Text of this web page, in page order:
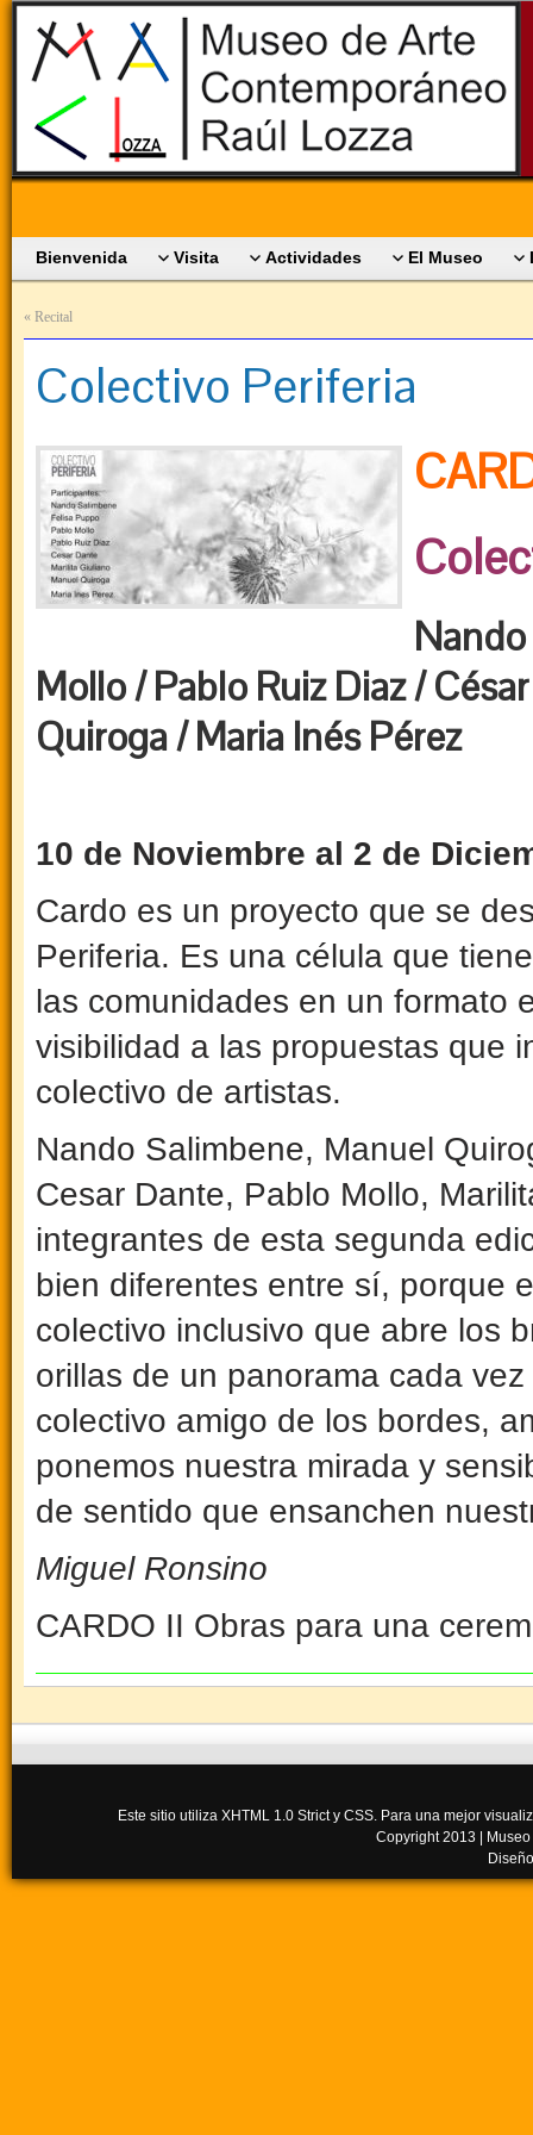
Bienvenida Visita Actividades El Museo
« Recital
Colectivo Periferia
Mollo / Pablo Ruiz Diaz /
Quiroga / Maria Inés Pérez
10 de Noviembre al 2 de
Cardo es un proyecto que se
Periferia. Es una célula que
las comunidades en un formato
visibilidad a las propuestas que
colectivo de artistas.
Nando Salimbene, Manuel
Cesar Dante, Pablo Mollo,
integrantes de esta segunda
bien diferentes entre sí, porque
colectivo inclusivo que abre los
orillas de un panorama cada
colectivo amigo de los bordes,
ponemos nuestra mirada y
de sentido que ensanchen
Miguel Ronsino
CARDO II Obras para una
Este sitio utiliza XHTML 1.0 Strict y CSS. Para una mejor
Copyright 2013 |